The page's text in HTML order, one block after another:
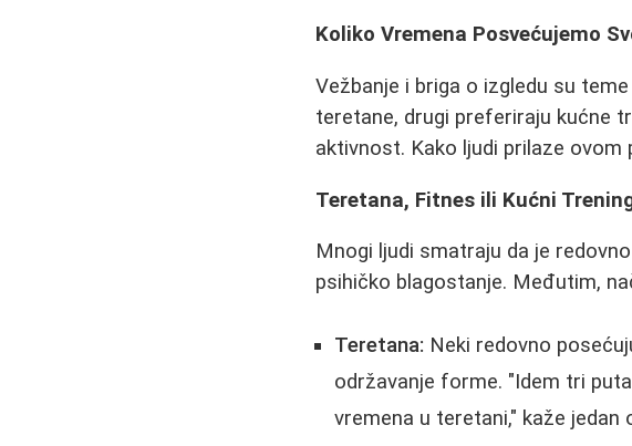
Koliko Vremena Posvećujemo
Vežbanje i briga o izgledu su
teretane, drugi preferiraju kućne
aktivnost. Kako ljudi prilaze ovom
Teretana, Fitnes ili Kućni
Mnogi ljudi smatraju da je
psihičko blagostanje. Međutim,
Teretana: Neki redovno
održavanje forme. "Idem tri
vremena u teretani," kaže jedan